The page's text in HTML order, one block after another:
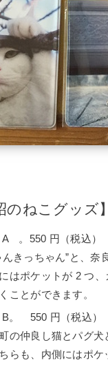
のねこグッ
。550 円（税込）
んきっちゃん”と、奈
はポケットが 2 つ
ことができます。
。 550 円（税込）
の仲良し猫とパグ
らも、内側にはポケ